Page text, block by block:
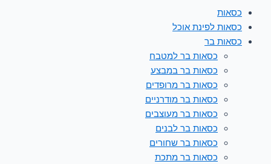
כסאות
כסאות לפינת אוכל
כסאות בר
כסאות בר למטבח
כסאות בר במבצע
כסאות בר מרופדים
כסאות בר מודרניים
כסאות בר מעוצבים
כסאות בר לבנים
כסאות בר שחורים
כסאות בר מתכת